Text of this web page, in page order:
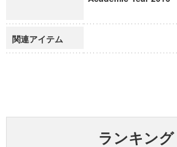
関連アイテム
ランキング